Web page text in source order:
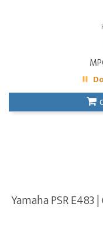
Yamaha PSR